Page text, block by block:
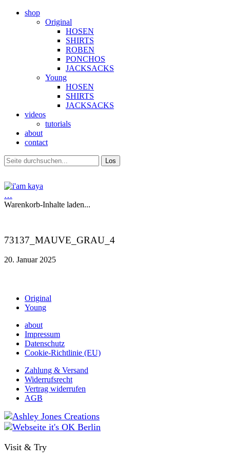
shop
Original
HOSEN
SHIRTS
ROBEN
PONCHOS
JACKSACKS
Young
HOSEN
SHIRTS
JACKSACKS
videos
tutorials
about
contact
…
Warenkorb-Inhalte laden...
73137_MAUVE_GRAU_4
20. Januar 2025
Original
Young
about
Impressum
Datenschutz
Cookie-Richtlinie (EU)
Zahlung & Versand
Widerrufsrecht
Vertrag widerrufen
AGB
Visit & Try